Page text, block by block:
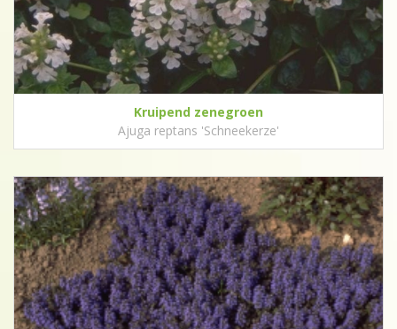
Kruipend zenegroen
Ajuga reptans 'Schneekerze'